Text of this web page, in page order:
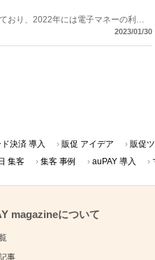
おり、2022年には電子マネーの利用
2023/01/30
決済 導入 販促 アイデア 販促
集客 集客 事例 auPAY 導入
magazineについて
事